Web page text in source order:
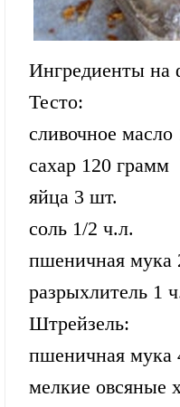
Ингредиенты на
Тесто:
сливочное
сахар 120 грамм
яйца 3 шт.
соль 1/2 ч.л.
пшеничная мука
разрыхлитель 1
Штрейзель:
пшеничная мука
мелкие овсяные